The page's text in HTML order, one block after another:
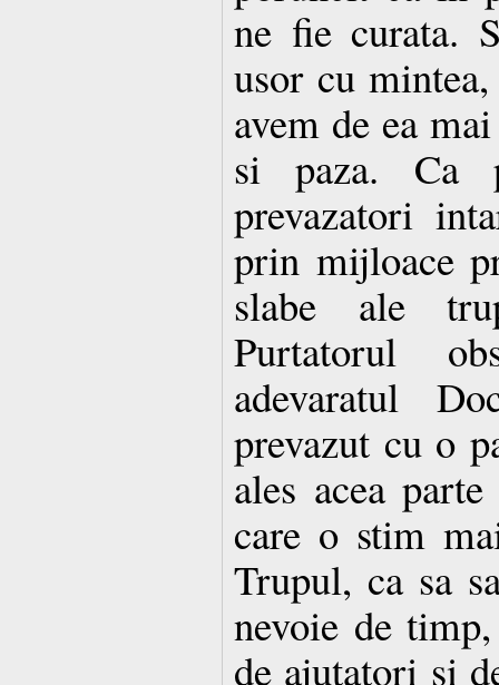
ne fie curata.
usor cu
avem de ea
si paza. Ca
prevazatori
prin mijloace
slabe ale
Purtatorul
adevaratul
prevazut cu o
ales acea
care o stim
Trupul, ca sa
nevoie de
de ajutatori si